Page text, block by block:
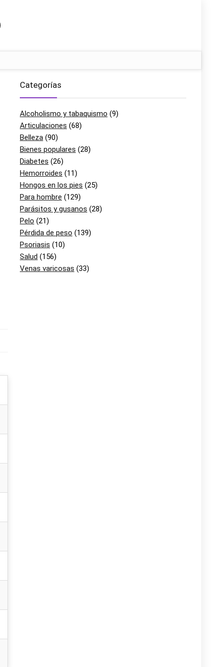
Categorías
Alcoholismo y tabaquismo (9)
Articulaciones (68)
Belleza (90)
Bienes populares (28)
Diabetes (26)
Hemorroides (11)
Hongos en los pies (25)
Para hombre (129)
Parásitos y gusanos (28)
Pelo (21)
Pérdida de peso (139)
Psoriasis (10)
Salud (156)
Venas varicosas (33)